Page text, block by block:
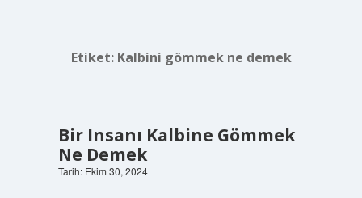
Etiket: Kalbini gömmek ne demek
Bir Insanı Kalbine Gömmek
Ne Demek
Tarih: Ekim 30, 2024